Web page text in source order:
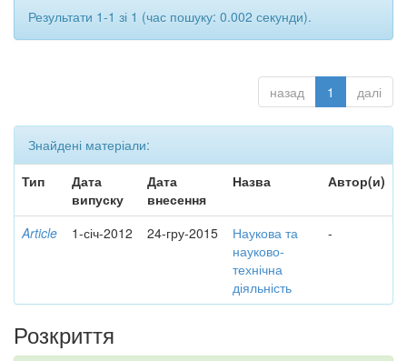
Результати 1-1 зі 1 (час пошуку: 0.002 секунди).
назад 1 далі
Знайдені матеріали:
Тип
Дата
випуску
Дата
внесення
Назва Автор(и)
Article 1-січ-2012 24-гру-2015
Наукова та
науково-
технічна
діяльність
-
Розкриття